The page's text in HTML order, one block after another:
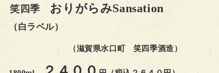
笑四季 おりがらみSansation
（白ラベル）
（滋賀県水口町 笑四季酒造）